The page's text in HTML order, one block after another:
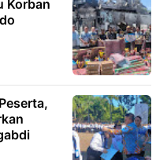
Korban